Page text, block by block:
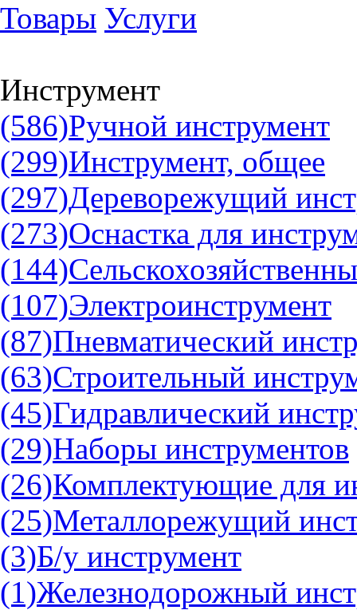
Товары Услуги
Инструмент
(586)Ручной инструмент
(299)Инструмент, общее
(297)Дереворежущий
(273)Оснастка для
(144)
(107)Электроинструмент
(87)Пневматический
(63)Строительный
(45)Гидравлический
(29)Наборы инструментов
(26)Комплектующие для
(25)Металлорежущий
(3)Б/у инструмент
(1)Железнодорожный